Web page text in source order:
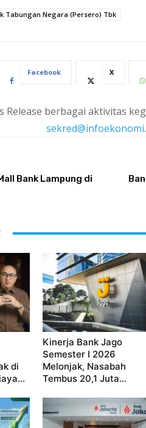
Tabungan Negara (Persero) Tbk
Facebook X
Release berbagai aktivitas
Bank Lampung di
di
Kinerja Bank Jago
Semester I 2026
Melonjak, Nasabah
Tembus 20,1 Juta...